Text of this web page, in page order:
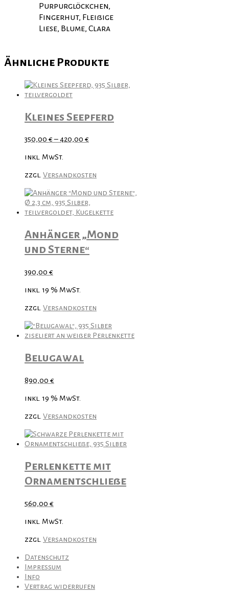
Purpurglöckchen,
Fingerhut, Fleißige
Liese, Blume, Clara
Ähnliche Produkte
Kleines Seepferd
350,00 €–420,00 €
inkl. MwSt.
zzgl. Versandkosten
Anhänger „Mond
und Sterne“
390,00 €
inkl. 19 % MwSt.
zzgl. Versandkosten
Belugawal
890,00 €
inkl. 19 % MwSt.
zzgl. Versandkosten
Perlenkette mit
Ornamentschließe
560,00 €
inkl. MwSt.
zzgl. Versandkosten
Datenschutz
Impressum
Info
Vertrag widerrufen